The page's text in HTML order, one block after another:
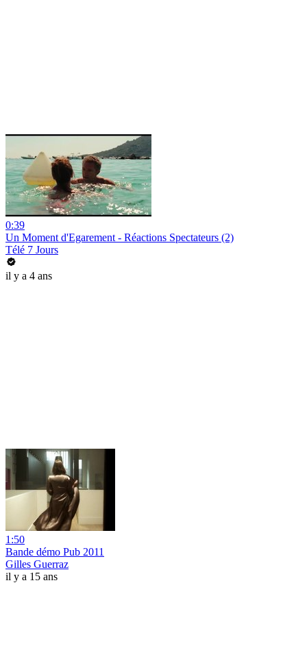
0:39
Un Moment d'Egarement - Réactions Spectateurs (2)
Télé 7 Jours
il y a 4 ans
1:50
Bande démo Pub 2011
Gilles Guerraz
il y a 15 ans